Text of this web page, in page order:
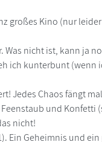
großes Kino (nur
Was nicht ist, kann ja
ich kunterbunt (wenn
Jedes Chaos fängt
und Konfetti
nicht!
Ein Geheimnis und